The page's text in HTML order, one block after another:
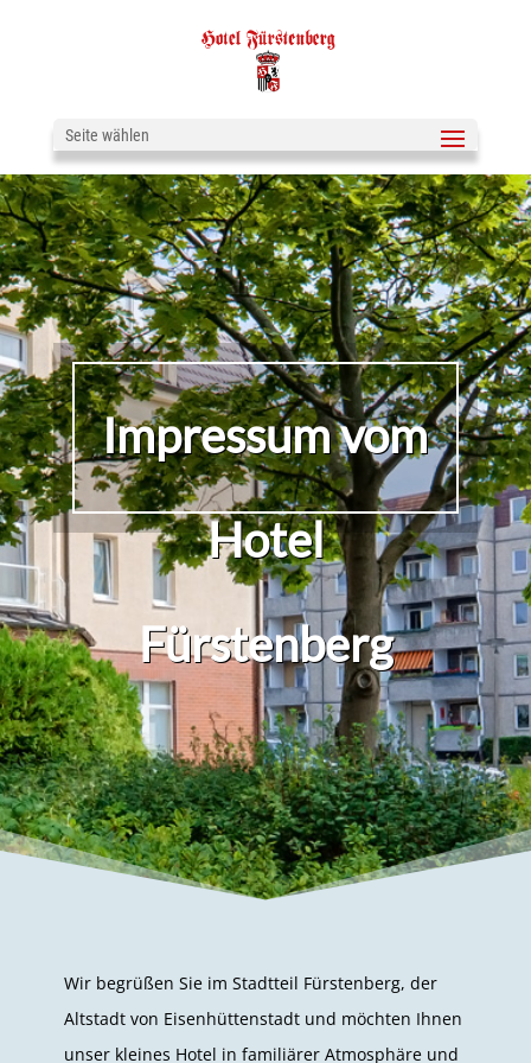
Seite wählen
Impressum vom
Hotel
Fürstenberg
Wir begrüßen Sie im Stadtteil Fürstenberg, der
Altstadt von Eisenhüttenstadt und möchten Ihnen
unser kleines Hotel in familiärer Atmosphäre und